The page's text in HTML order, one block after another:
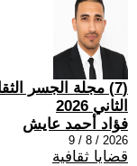
(7) مجلة الجسر
الثاني 2026
فؤاد أحمد عايش
2026 / 8 / 9
قضايا ثقافية